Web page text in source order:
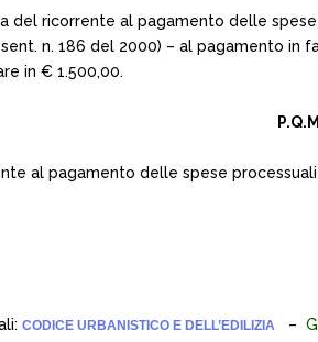
del ricorrente al pagamento delle
n. 186 del 2000) – al pagamento
in € 1.500,00.
al pagamento delle spese
CODICE URBANISTICO E DELL’EDILIZIA –